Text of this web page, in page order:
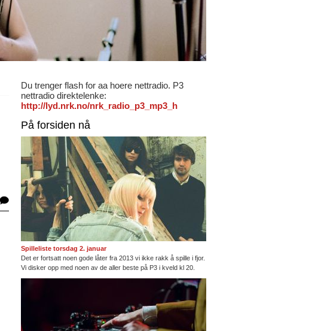
Du trenger flash for aa hoere nettradio. P3
nettradio direktelenke:
http://lyd.nrk.no/nrk_radio_p3_mp3_h
På forsiden nå
Spilleliste torsdag 2. januar
Det er fortsatt noen gode låter fra 2013 vi ikke rakk å spille i fjor.
Vi disker opp med noen av de aller beste på P3 i kveld kl 20.